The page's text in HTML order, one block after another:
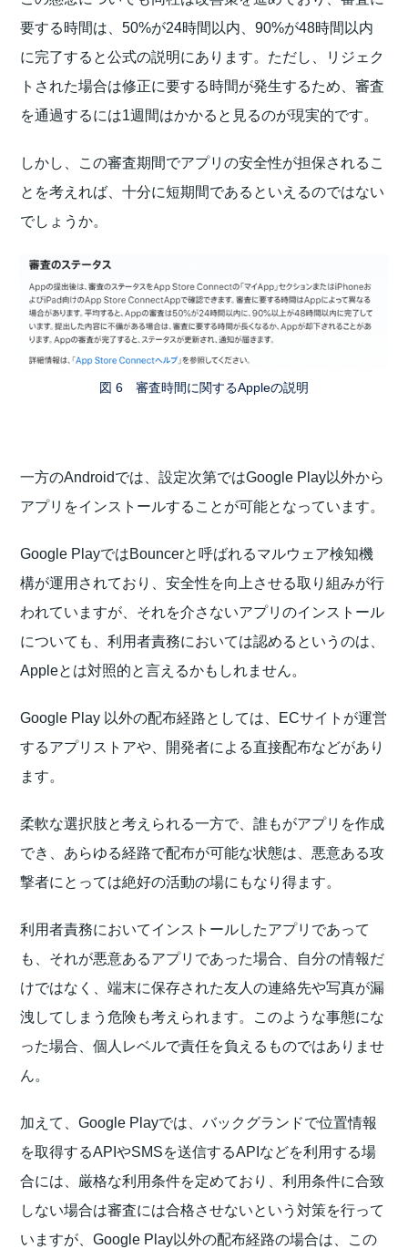
要する時間は、50%が24時間以内、90%が48時間以内
に完了すると公式の説明にあります。ただし、リジェク
トされた場合は修正に要する時間が発生するため、審査
を通過するには1週間はかかると見るのが現実的です。
しかし、この審査期間でアプリの安全性が担保されるこ
とを考えれば、十分に短期間であるといえるのではない
でしょうか。
図 6 審査時間に関するAppleの説明
一方のAndroidでは、設定次第ではGoogle Play以外から
アプリをインストールすることが可能となっています。
Google PlayではBouncerと呼ばれるマルウェア検知機
構が運用されており、安全性を向上させる取り組みが行
われていますが、それを介さないアプリのインストール
についても、利用者責務においては認めるというのは、
Appleとは対照的と言えるかもしれません。
Google Play 以外の配布経路としては、ECサイトが運営
するアプリストアや、開発者による直接配布などがあり
ます。
柔軟な選択肢と考えられる一方で、誰もがアプリを作成
でき、あらゆる経路で配布が可能な状態は、悪意ある攻
撃者にとっては絶好の活動の場にもなり得ます。
利用者責務においてインストールしたアプリであって
も、それが悪意あるアプリであった場合、自分の情報だ
けではなく、端末に保存された友人の連絡先や写真が漏
洩してしまう危険も考えられます。このような事態にな
った場合、個人レベルで責任を負えるものではありませ
ん。
加えて、Google Playでは、バックグランドで位置情報
を取得するAPIやSMSを送信するAPIなどを利用する場
合には、厳格な利用条件を定めており、利用条件に合致
しない場合は審査には合格させないという対策を行って
いますが、Google Play以外の配布経路の場合は、この